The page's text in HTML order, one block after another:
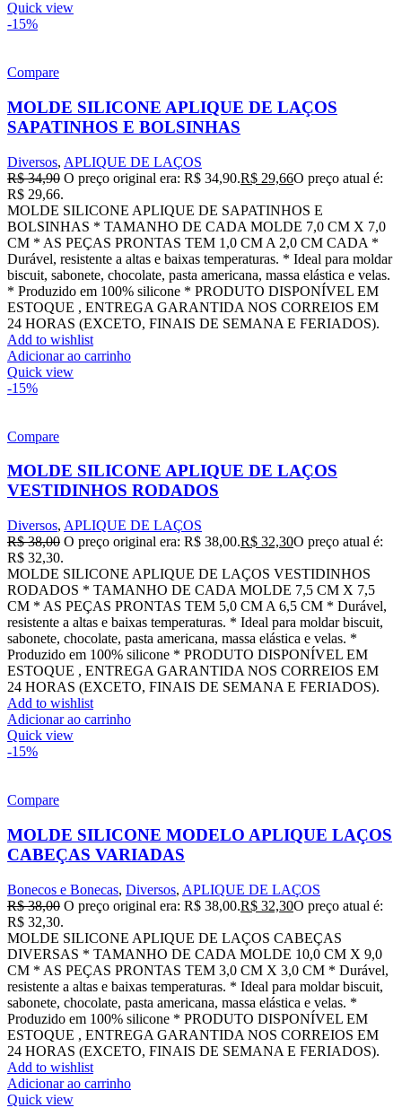
Quick view
-15%
Compare
MOLDE SILICONE APLIQUE DE LAÇOS
SAPATINHOS E BOLSINHAS
Diversos, APLIQUE DE LAÇOS
R$34,90 O preço original era: R$ 34,90.R$ 29,66O preço atual é:
R$ 29,66.
MOLDE SILICONE APLIQUE DE SAPATINHOS E
BOLSINHAS * TAMANHO DE CADA MOLDE 7,0 CM X 7,0
CM * AS PEÇAS PRONTAS TEM 1,0 CM A 2,0 CM CADA *
Durável, resistente a altas e baixas temperaturas. * Ideal para moldar
biscuit, sabonete, chocolate, pasta americana, massa elástica e velas.
* Produzido em 100% silicone * PRODUTO DISPONÍVEL EM
ESTOQUE , ENTREGA GARANTIDA NOS CORREIOS EM
24 HORAS (EXCETO, FINAIS DE SEMANA E FERIADOS).
Add to wishlist
Adicionar ao carrinho
Quick view
-15%
Compare
MOLDE SILICONE APLIQUE DE LAÇOS
VESTIDINHOS RODADOS
Diversos, APLIQUE DE LAÇOS
R$38,00 O preço original era: R$ 38,00.R$ 32,30O preço atual é:
R$ 32,30.
MOLDE SILICONE APLIQUE DE LAÇOS VESTIDINHOS
RODADOS * TAMANHO DE CADA MOLDE 7,5 CM X 7,5
CM * AS PEÇAS PRONTAS TEM 5,0 CM A 6,5 CM * Durável,
resistente a altas e baixas temperaturas. * Ideal para moldar biscuit,
sabonete, chocolate, pasta americana, massa elástica e velas. *
Produzido em 100% silicone * PRODUTO DISPONÍVEL EM
ESTOQUE , ENTREGA GARANTIDA NOS CORREIOS EM
24 HORAS (EXCETO, FINAIS DE SEMANA E FERIADOS).
Add to wishlist
Adicionar ao carrinho
Quick view
-15%
Compare
MOLDE SILICONE MODELO APLIQUE LAÇOS
CABEÇAS VARIADAS
Bonecos e Bonecas, Diversos, APLIQUE DE LAÇOS
R$38,00 O preço original era: R$ 38,00.R$ 32,30O preço atual é:
R$ 32,30.
MOLDE SILICONE APLIQUE DE LAÇOS CABEÇAS
DIVERSAS * TAMANHO DE CADA MOLDE 10,0 CM X 9,0
CM * AS PEÇAS PRONTAS TEM 3,0 CM X 3,0 CM * Durável,
resistente a altas e baixas temperaturas. * Ideal para moldar biscuit,
sabonete, chocolate, pasta americana, massa elástica e velas. *
Produzido em 100% silicone * PRODUTO DISPONÍVEL EM
ESTOQUE , ENTREGA GARANTIDA NOS CORREIOS EM
24 HORAS (EXCETO, FINAIS DE SEMANA E FERIADOS).
Add to wishlist
Adicionar ao carrinho
Quick view